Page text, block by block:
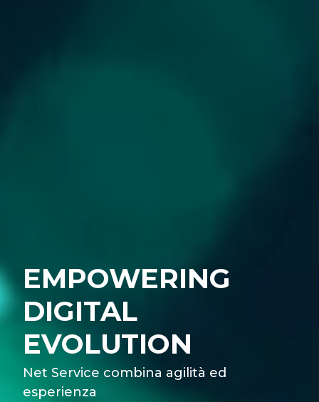
EMPOWERING
DIGITAL
EVOLUTION
Net Service combina agilità ed
esperienza